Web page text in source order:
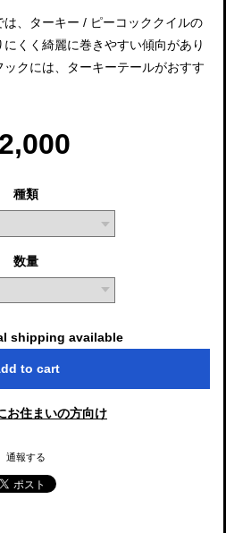
、ターキー / ピーコッククイルの
くく綺麗に巻きやすい傾向があり
クには、ターキーテールがおすす
種類
数量
shipping available
to cart
お住まいの方向け
通報する